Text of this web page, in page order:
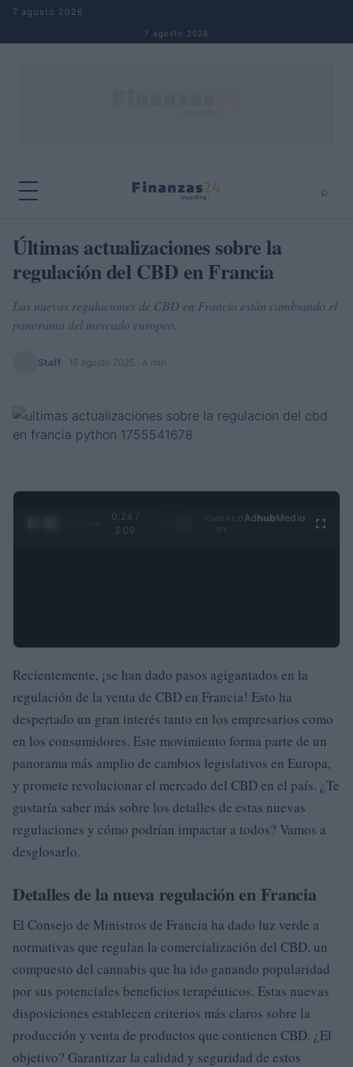
Saltar al contenido
7 agosto 2026
7 agosto 2026
⌕
Buscar
Últimas actualizaciones sobre la
regulación del CBD en Francia
Las nuevas regulaciones de CBD en Francia están cambiando el
panorama del mercado europeo.
Staff 18 agosto 2025 · 4 min
0:27 /
3:09
Ad hubMedia
Recientemente, ¡se han dado pasos agigantados en la
regulación de la venta de CBD en Francia! Esto ha
despertado un gran interés tanto en los empresarios como
en los consumidores. Este movimiento forma parte de un
panorama más amplio de cambios legislativos en Europa,
y promete revolucionar el mercado del CBD en el país. ¿Te
gustaría saber más sobre los detalles de estas nuevas
regulaciones y cómo podrían impactar a todos? Vamos a
desglosarlo.
Detalles de la nueva regulación en Francia
El Consejo de Ministros de Francia ha dado luz verde a
normativas que regulan la comercialización del CBD, un
compuesto del cannabis que ha ido ganando popularidad
por sus potenciales beneficios terapéuticos. Estas nuevas
disposiciones establecen criterios más claros sobre la
producción y venta de productos que contienen CBD. ¿El
objetivo? Garantizar la calidad y seguridad de estos